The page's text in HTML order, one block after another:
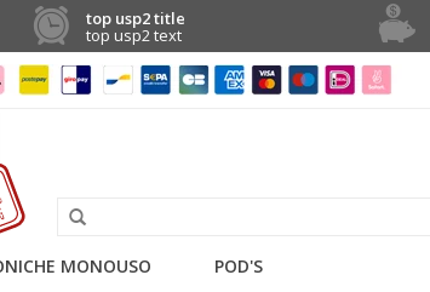
top usp2 title
top usp2 text
MONOUSO POD'S